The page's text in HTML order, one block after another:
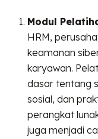
Modul
HRM,
keamanan
karyawan.
dasar tentang
sosial, dan
perangkat
juga menjadi